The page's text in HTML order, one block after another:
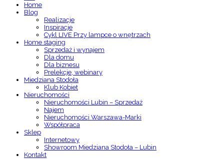
Home
Blog
Realizacje
Inspiracje
Cykl LIVE Przy lampce o wnętrzach
Home staging
Sprzedaż i wynajem
Dla domu
Dla biznesu
Prelekcje, webinary
Miedziana Stodoła
Klub Kobiet
Nieruchomości
Nieruchomości Lubin – Sprzedaż
Najem
Nieruchomości Warszawa-Marki
Współpraca
Sklep
Internetowy
Showroom Miedziana Stodoła – Lubin
Kontakt